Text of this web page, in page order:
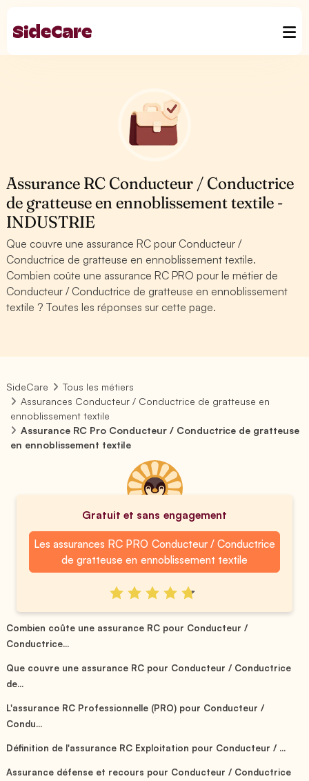
Assurance RC Conducteur / Conductrice
de gratteuse en ennoblissement textile -
INDUSTRIE
Que couvre une assurance RC pour Conducteur /
Conductrice de gratteuse en ennoblissement textile.
Combien coûte une assurance RC PRO pour le métier de
Conducteur / Conductrice de gratteuse en ennoblissement
textile ? Toutes les réponses sur cette page.
SideCare
Tous les métiers
Assurances Conducteur / Conductrice de gratteuse en
ennoblissement textile
Assurance RC Pro Conducteur / Conductrice de gratteuse
en ennoblissement textile
Gratuit et sans engagement
Les assurances RC PRO Conducteur / Conductrice
de gratteuse en ennoblissement textile
Combien coûte une assurance RC pour Conducteur /
Conductrice...
Que couvre une assurance RC pour Conducteur / Conductrice
de...
L'assurance RC Professionnelle (PRO) pour Conducteur /
Condu...
Définition de l'assurance RC Exploitation pour Conducteur / ...
Assurance défense et recours pour Conducteur / Conductrice